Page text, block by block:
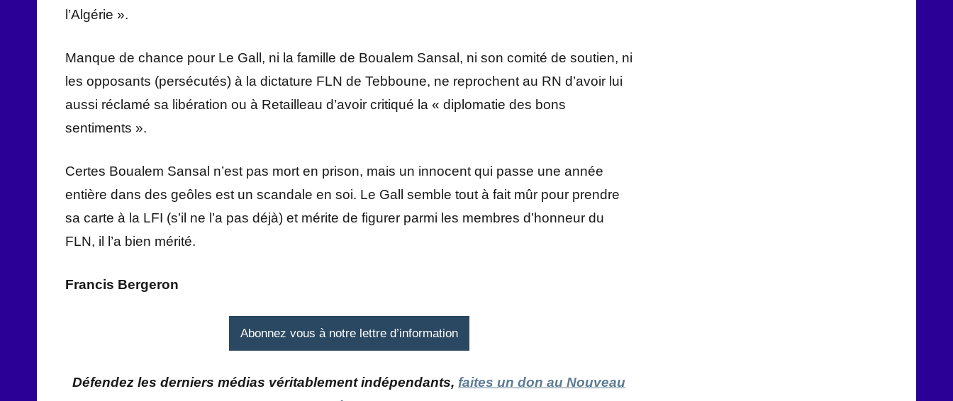
l’Algérie ».
Manque de chance pour Le Gall, ni la famille de Boualem Sansal, ni son comité de soutien, ni
les opposants (persécutés) à la dictature FLN de Tebboune, ne reprochent au RN d’avoir lui
aussi réclamé sa libération ou à Retailleau d’avoir critiqué la « diplomatie des bons
sentiments ».
Certes Boualem Sansal n’est pas mort en prison, mais un innocent qui passe une année
entière dans des geôles est un scandale en soi. Le Gall semble tout à fait mûr pour prendre
sa carte à la LFI (s’il ne l’a pas déjà) et mérite de figurer parmi les membres d’honneur du
FLN, il l’a bien mérité.
Francis Bergeron
Abonnez vous à notre lettre d’information
Défendez les derniers médias véritablement indépendants, faites un don au Nouveau